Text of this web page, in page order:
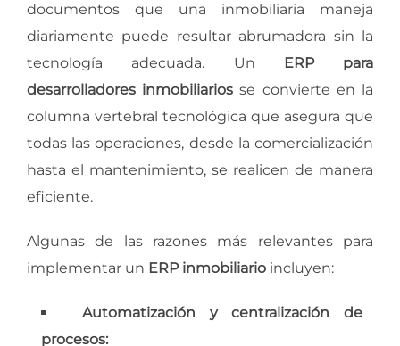
documentos que una inmobiliaria maneja
diariamente puede resultar abrumadora sin la
tecnología adecuada. Un
ERP para
desarrolladores inmobiliarios se convierte en la
columna vertebral tecnológica que asegura que
todas las operaciones, desde la comercialización
hasta el mantenimiento, se realicen de manera
eficiente.
Algunas de las razones más relevantes para
implementar un ERP inmobiliario incluyen:
Automatización y centralización de
procesos: